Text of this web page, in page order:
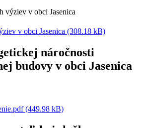
v obci Jasenica (308.18 kB)
náročnosti
budovy v obci Jasenica
(449.98 kB)